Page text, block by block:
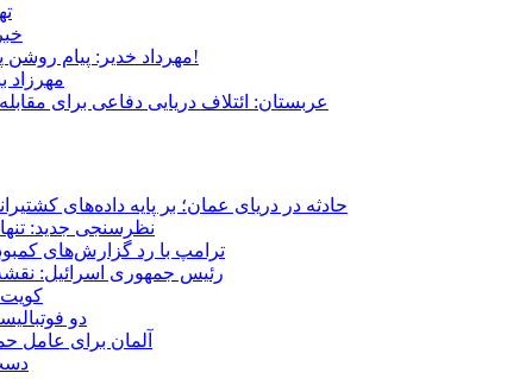
مهرداد خدیر: پیام روشن پزشکیان در گفت‌و‌گوی تصویری با مرد نامرئی: من هستم!
مهرزاد
عربستان: ائتلاف دریایی دفاعی برای
حادثه در دریای عمان؛ بر پایه داده‌های
نظرسنجی جدید:
ترامپ با رد گزارش‌های
رئیس‌ جمهوری اسرائیل:
کویت
دو
آلمان برای عامل
دست‌کم ۳۰ نیروی